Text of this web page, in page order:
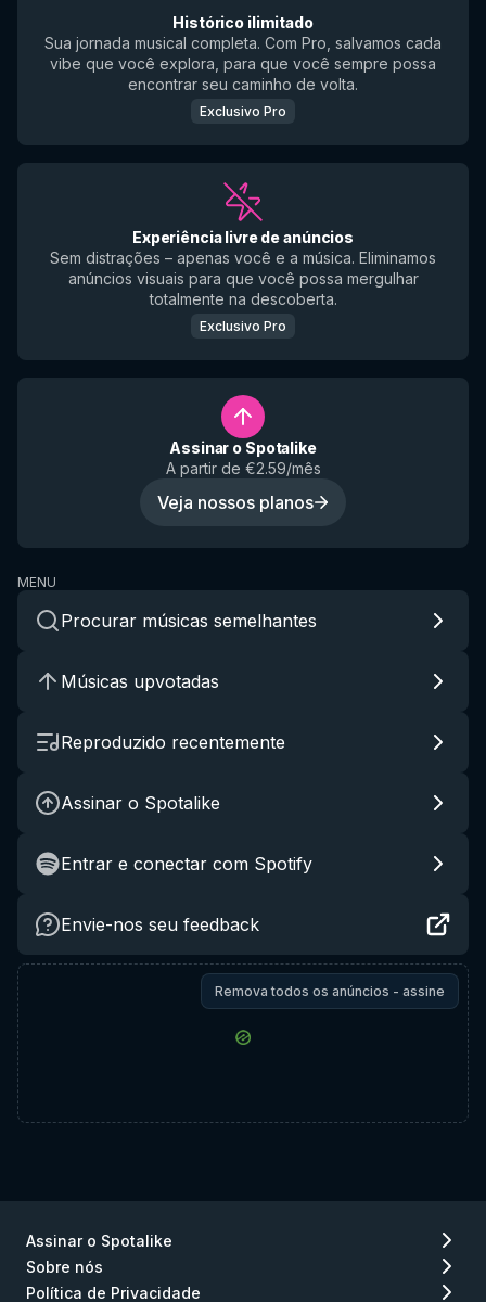
Histórico ilimitado
Sua jornada musical completa. Com Pro, salvamos cada
vibe que você explora, para que você sempre possa
encontrar seu caminho de volta.
Exclusivo Pro
Experiência livre de anúncios
Sem distrações – apenas você e a música. Eliminamos
anúncios visuais para que você possa mergulhar
totalmente na descoberta.
Exclusivo Pro
Assinar o Spotalike
A partir de €2.59/mês
Veja nossos planos
MENU
Procurar músicas semelhantes
Músicas upvotadas
Reproduzido recentemente
Assinar o Spotalike
Entrar e conectar com Spotify
Envie-nos seu feedback
Remova todos os anúncios - assine
Assinar o Spotalike
Sobre nós
Política de Privacidade